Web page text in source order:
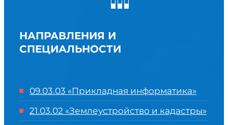
НАПРАВЛЕНИЯ И
СПЕЦИАЛЬНОСТИ
09.03.03 «Прикладная информатика»
21.03.02 «Землеустройство и кадастры»